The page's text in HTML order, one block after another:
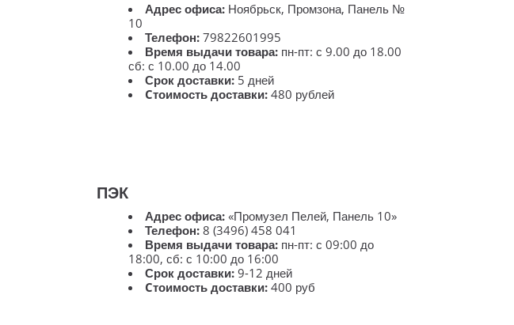
Адрес офиса: Ноябрьск, Промзона, Панель №
10
Телефон: 79822601995
Время выдачи товара: пн-пт: с 9.00 до 18.00
сб: с 10.00 до 14.00
Срок доставки: 5 дней
Cтоимость доставки: 480 рублей
ПЭК
Адрес офиса: «Промузел Пелей, Панель 10»
Телефон: 8 (3496) 458 041
Время выдачи товара: пн-пт: с 09:00 до
18:00, сб: с 10:00 до 16:00
Срок доставки: 9-12 дней
Cтоимость доставки: 400 руб